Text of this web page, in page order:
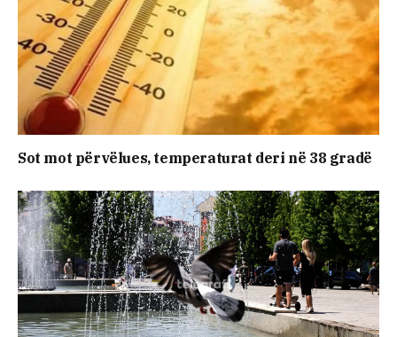
Sot mot përvëlues, temperaturat deri në 38 gradë